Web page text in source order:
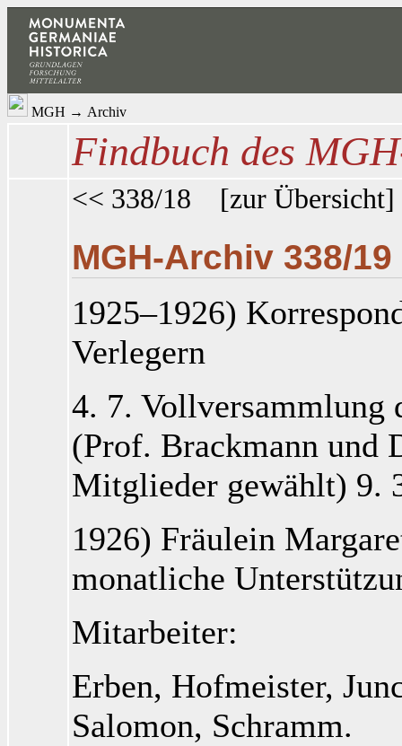
MGH → Archiv
Findbuch des
<< 338/18 [zur Übersicht
MGH-Archiv 338/19
1925–1926)
Verlegern
4. 7.
(Prof. Brackmann und
Mitglieder gewählt) 9.
1926) Fräulein
monatliche
Mitarbeiter:
Erben, Hofmeister,
Salomon, Schramm.